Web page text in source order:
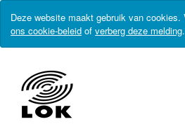
Deze website maakt gebruik van cookies.
ons cookie-beleid of verberg deze melding.